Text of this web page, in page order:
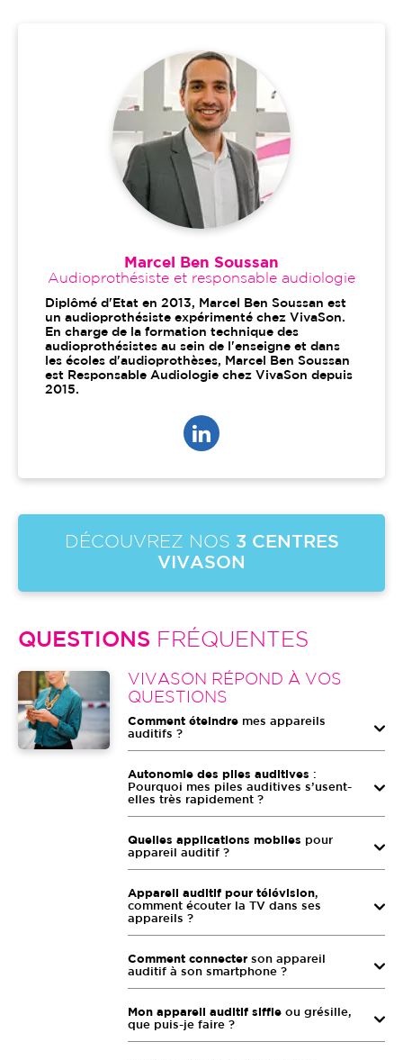
Marcel Ben Soussan
Audioprothésiste et responsable audiologie
Diplômé d'Etat en 2013, Marcel Ben Soussan est
un audioprothésiste expérimenté chez VivaSon.
En charge de la formation technique des
audioprothésistes au sein de l'enseigne et dans
les écoles d'audioprothèses, Marcel Ben Soussan
est Responsable Audiologie chez VivaSon depuis
2015.
DÉCOUVREZ NOS 3 CENTRES
VIVASON
QUESTIONS FRÉQUENTES
Image
VIVASON RÉPOND À VOS
QUESTIONS
Comment éteindre mes appareils
auditifs ?
Autonomie des piles auditives :
Pourquoi mes piles auditives s’usent-
elles très rapidement ?
Quelles applications mobiles pour
appareil auditif ?
Appareil auditif pour télévision,
comment écouter la TV dans ses
appareils ?
Comment connecter son appareil
auditif à son smartphone ?
Mon appareil auditif siffle ou grésille,
que puis-je faire ?